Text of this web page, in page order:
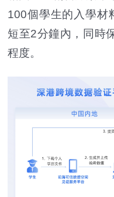
100個學生的入學材
短至2分鐘內，同時
程度。